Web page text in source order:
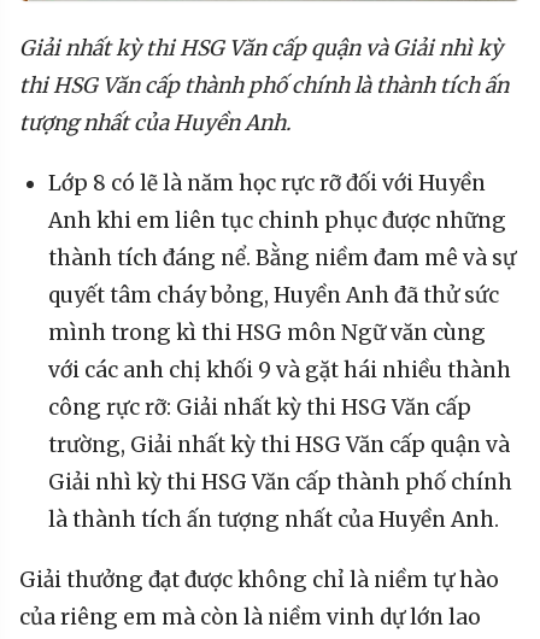
Giải nhất kỳ thi HSG Văn cấp quậnvàGiải nhì kỳ
thi HSG Văn cấp thành phốchính là thành tích ấn
tượng nhất của Huyền Anh.
Lớp 8 có lẽ là năm học rực rỡ đối với Huyền
Anh khi em liên tục chinh phục được những
thành tích đáng nể. Bằng niềm đam mê và sự
quyết tâm cháy bỏng, Huyền Anh đã thử sức
mình trong kì thi HSG môn Ngữ văn cùng
với các anh chị khối 9 và gặt hái nhiều thành
công rực rỡ: Giải nhất kỳ thi HSG Văn cấp
trường, Giải nhất kỳ thi HSG Văn cấp quận và
Giải nhì kỳ thi HSG Văn cấp thành phố chính
là thành tích ấn tượng nhất của Huyền Anh.
Giải thưởng đạt được không chỉ là niềm tự hào
của riêng em mà còn là niềm vinh dự lớn lao